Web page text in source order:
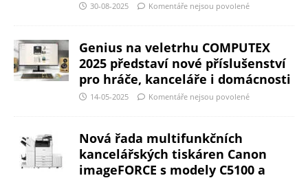
30-08-2025 Komentáře nejsou povolené
Genius na veletrhu COMPUTEX
2025 představí nové příslušenství
pro hráče, kanceláře i domácnosti
14-05-2025 Komentáře nejsou povolené
Nová řada multifunkčních
kancelářských tiskáren Canon
imageFORCE s modely C5100 a